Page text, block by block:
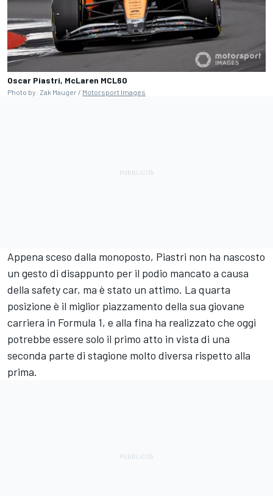
Oscar Piastri, McLaren MCL60
Photo by: Zak Mauger / Motorsport Images
Appena sceso dalla monoposto, Piastri non ha nascosto
un gesto di disappunto per il podio mancato a causa
della safety car, ma è stato un attimo. La quarta
posizione è il miglior piazzamento della sua giovane
carriera in Formula 1, e alla fina ha realizzato che oggi
potrebbe essere solo il primo atto in vista di una
seconda parte di stagione molto diversa rispetto alla
prima.